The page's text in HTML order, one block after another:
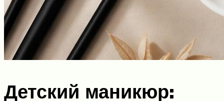
Детский маникюр: